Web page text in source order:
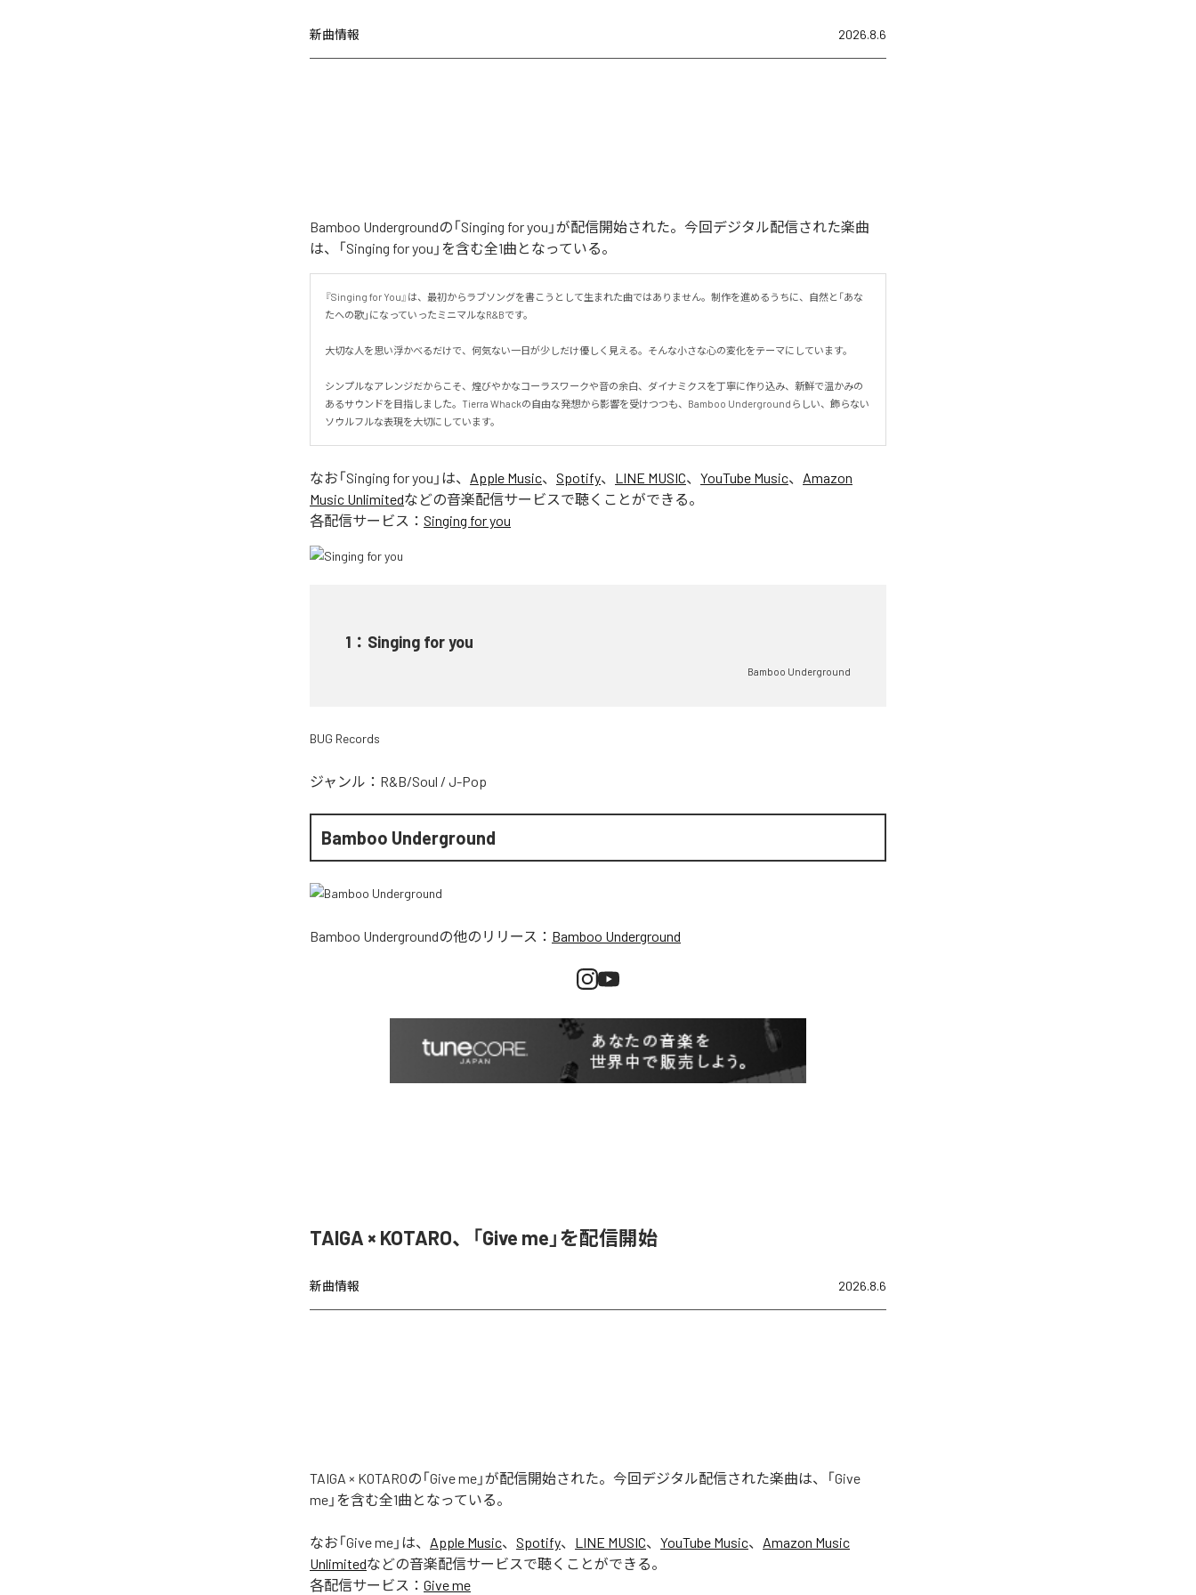
新曲情報 2026.8.6
Bamboo Undergroundの「Singing for you」が配信開始された。今回デジタル配信された楽曲
は、「Singing for you」を含む全1曲となっている。
『Singing for You』は、最初からラブソングを書こうとして生まれた曲ではありません。制作を進めるうちに、自然と「あな
たへの歌」になっていったミニマルなR&Bです。
大切な人を思い浮かべるだけで、何気ない一日が少しだけ優しく見える。そんな小さな心の変化をテーマにしています。
シンプルなアレンジだからこそ、煌びやかなコーラスワークや音の余白、ダイナミクスを丁寧に作り込み、新鮮で温かみの
あるサウンドを目指しました。Tierra Whackの自由な発想から影響を受けつつも、Bamboo Undergroundらしい、飾らない
ソウルフルな表現を大切にしています。
なお「Singing for you 」は、 Apple Music、 Spotify、 LINE MUSIC、 YouTube Music、 Amazon
Music Unlimitedなどの音楽配信サービスで聴くことができる。
各配信サービス： Singing for you
1 ： Singing for you
Bamboo Underground
BUG Records
ジャンル： R&B/Soul / J-Pop
Bamboo Underground
Bamboo Undergroundの他のリリース： Bamboo Underground
TAIGA × KOTARO、「Give me」を配信開始
新曲情報 2026.8.6
TAIGA × KOTAROの「Give me」が配信開始された。今回デジタル配信された楽曲は、「Give
me」を含む全1曲となっている。
なお「Give me 」は、 Apple Music、 Spotify、 LINE MUSIC、 YouTube Music、 Amazon Music
Unlimitedなどの音楽配信サービスで聴くことができる。
各配信サービス： Give me